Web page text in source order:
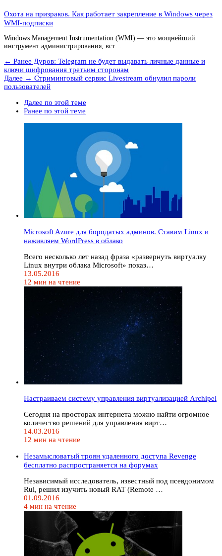
Охота на призраков. Как работает закрепление в Windows через
WMI-подписки
Windows Management Instrumentation (WMI) — это мощнейший
инструмент администрирования, вст…
← Ранее Дуров: Telegram не будет выдавать личные данные и
ключи шифрования третьим сторонам
Далее → Стриминговый сервис Livestream обнулил пароли
пользователей
Далее по этой теме
Ранее по этой теме
Microsoft Azure для бородатых админов. Ставим Linux и
наживляем WordPress в облако
Всего несколько лет назад фраза «развернуть виртуалку
Linux внутри облака Microsoft» показ…
13.05.2016
12 мин на чтение
Настраиваем систему управления виртуализацией Archipel
Сегодня на просторах интернета можно найти огромное
количество решений для управления вирт…
14.03.2016
12 мин на чтение
Незамысловатый троян удаленного доступа Revenge
бесплатно распространяется на форумах
Независимый исследователь, известный под псевдонимом
Rui, решил изучить новый RAT (Remote …
01.09.2016
4 мин на чтение